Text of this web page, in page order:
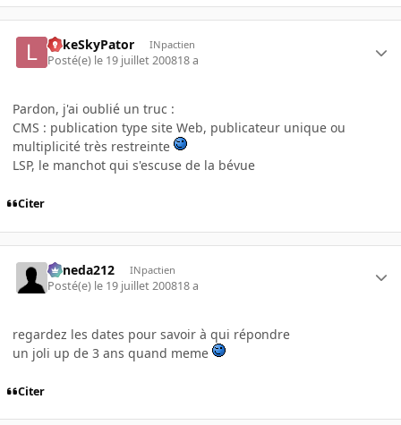
LukeSkyPator INpactien
Posté(e) le 19 juillet 200818 a
Pardon, j'ai oublié un truc :
CMS : publication type site Web, publicateur unique ou
multiplicité très restreinte
LSP, le manchot qui s'escuse de la bévue
Citer
keneda212 INpactien
Posté(e) le 19 juillet 200818 a
regardez les dates pour savoir à qui répondre
un joli up de 3 ans quand meme
Citer